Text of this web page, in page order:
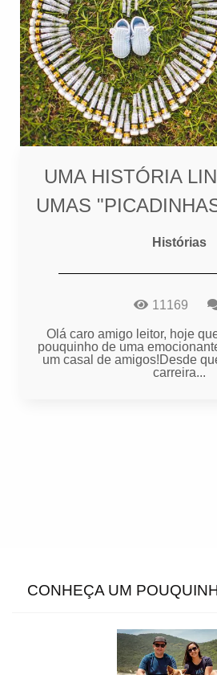
UMA HISTÓRIA
UMAS
Histórias
11169
Olá caro amigo leitor, hoje
pouquinho de uma
um casal de amigos!Desde
carreira...
CONHEÇA UM